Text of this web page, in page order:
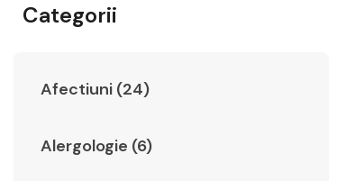
Categorii
Afectiuni (24)
Alergologie (6)